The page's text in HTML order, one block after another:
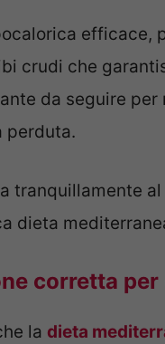
efficace,
crudi che
da seguire
perduta.
tranquillamente
dieta
corretta
la dieta